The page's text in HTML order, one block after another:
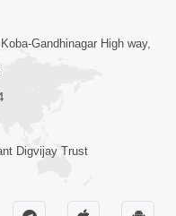
Gandhinagar High way,
Digvijay Trust